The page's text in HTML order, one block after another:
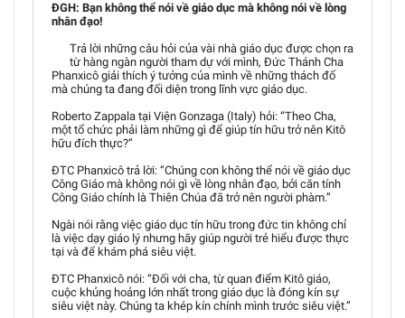
ĐGH: Bạn không thể nói về giáo dục mà không nói về lòng
nhân đạo!
Trả lời những câu hỏi của vài nhà giáo dục được chọn ra
từ hàng ngàn người tham dự với mình, Đức Thánh Cha
Phanxicô giải thích ý tưởng của mình về những thách đố
mà chúng ta đang đối diện trong lĩnh vực giáo dục.
Roberto Zappala tại Viện Gonzaga (Italy) hỏi: “Theo Cha,
một tổ chức phải làm những gì để giúp tín hữu trở nên Kitô
hữu đích thực?”
ĐTC Phanxicô trả lời: “Chúng con không thể nói về giáo dục
Công Giáo mà không nói gì về lòng nhân đạo, bởi căn tính
Công Giáo chính là Thiên Chúa đã trở nên người phàm.”
Ngài nói rằng việc giáo dục tín hữu trong đức tin không chỉ
là việc dạy giáo lý nhưng hãy giúp người trẻ hiểu được thực
tại và để khám phá siêu việt.
ĐTC Phanxicô nói: “Đối với cha, từ quan điểm Kitô giáo,
cuộc khủng hoảng lớn nhất trong giáo dục là đóng kín sự
siêu việt này. Chúng ta khép kín chính mình trước siêu việt.”